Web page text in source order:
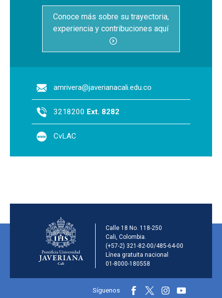
Conoce más sobre su trayectoria,
experiencia y contribuciones aquí
amrivera@javerianacali.edu.co
3218200 Ext. 8282
CvLAC
Información de la
Calle 18 No. 118-250
Cali, Colombia.
(+57-2) 321-82-00/485-64-00
Línea gratuita nacional
01-8000-180558
Información y redes sociales
Síguenos